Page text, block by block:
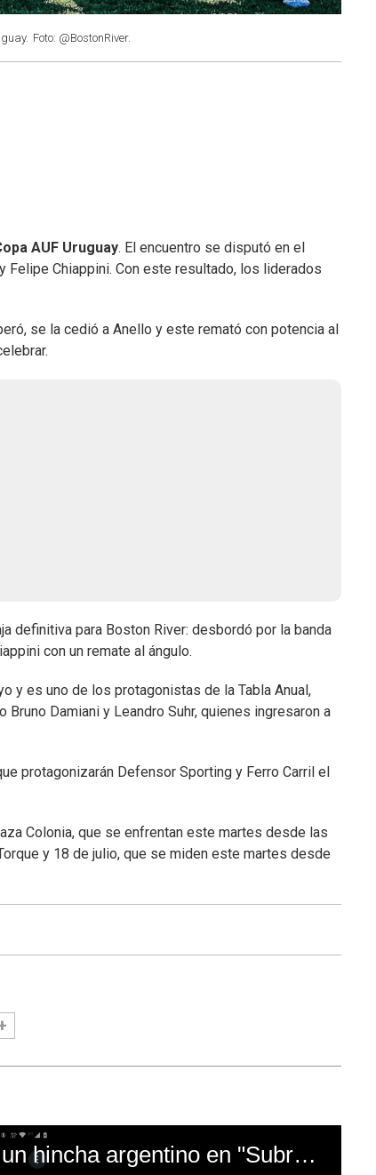
Foto: @BostonRiver.
AUF Uruguay. El encuentro se disputó en el
Chiappini. Con este resultado, los liderados
se la cedió a Anello y este remató con potencia al
definitiva para Boston River: desbordó por la banda
con un remate al ángulo.
y es uno de los protagonistas de la Tabla Anual,
Damiani y Leandro Suhr, quienes ingresaron a
protagonizarán Defensor Sporting y Ferro Carril el
Colonia, que se enfrentan este martes desde las
y 18 de julio, que se miden este martes desde
El mal momento de Yanina Gasañol con un hincha argentino en "Subrayado"